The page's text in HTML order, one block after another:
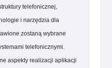
telefonicznej,
i narzędzia dla
zostaną wybrane
telefonicznymi.
aspekty realizacji aplikacji